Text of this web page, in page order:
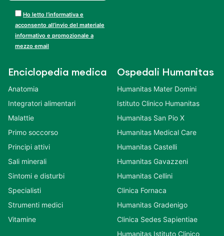
Ho letto l’informativa e
acconsento all’invio del materiale
informativo e promozionale a
mezzo email
Enciclopedia medica
Anatomia
Integratori alimentari
Malattie
Primo soccorso
Principi attivi
Sali minerali
Sintomi e disturbi
Specialisti
Strumenti medici
Vitamine
Ospedali Humanitas
Humanitas Mater Domini
Istituto Clinico Humanitas
Humanitas San Pio X
Humanitas Medical Care
Humanitas Castelli
Humanitas Gavazzeni
Humanitas Cellini
Clinica Fornaca
Humanitas Gradenigo
Clinica Sedes Sapientiae
Humanitas Istituto Clinico